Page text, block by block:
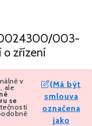
003-
o zřízení
v
ale
se
(Má být
smlouva
označena
jako